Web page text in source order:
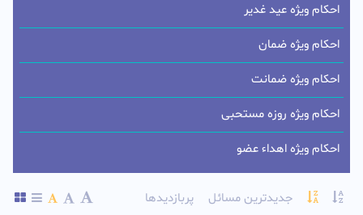
جدیدترین مسائل پربازدیدها
احکام ویژه عید غدیر
احکام ویژه ضمان
احکام ویژه ضمانت
احکام ویژه روزه مستحبی
احکام ویژه اهداء عضو